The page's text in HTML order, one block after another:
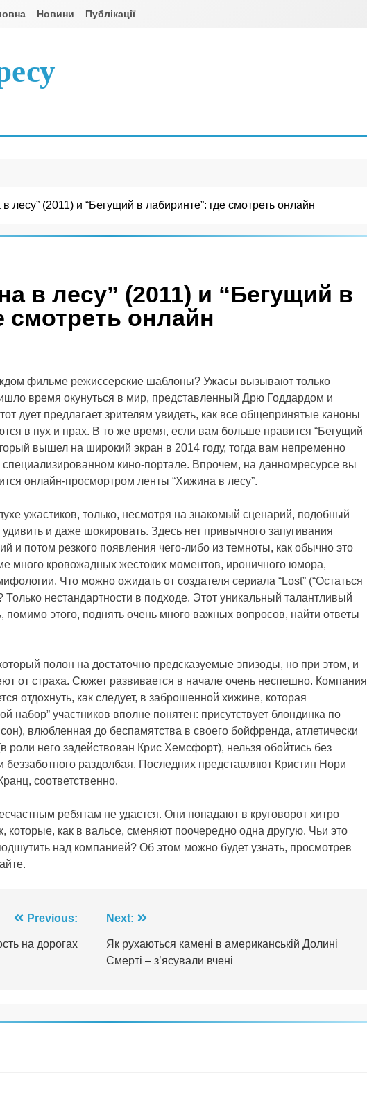
Новини Публікації
лесу” (2011) и “Бегущий в лабиринте”: где смотреть онлайн
в лесу” (2011) и “Бегущий в
смотреть онлайн
фильме режиссерские шаблоны? Ужасы вызывают только
время окунуться в мир, представленный Дрю Годдардом и
дует предлагает зрителям увидеть, как все общепринятые каноны
в пух и прах. В то же время, если вам больше нравится “Бегущий
вышел на широкий экран в 2014 году, тогда вам непременно
специализированном кино-портале. Впрочем, на данномресурсе вы
онлайн-просмортром ленты “Хижина в лесу”.
ужастиков, только, несмотря на знакомый сценарий, подобный
и даже шокировать. Здесь нет привычного запугивания
и потом резкого появления чего-либо из темноты, как обычно это
много кровожадных жестоких моментов, ироничного юмора,
Что можно ожидать от создателя сериала “Lost” (“Остаться
нестандартности в подходе. Этот уникальный талантливый
помимо этого, поднять очень много важных вопросов, найти ответы
полон на достаточно предсказуемые эпизоды, но при этом, и
от страха. Сюжет развивается в начале очень неспешно. Компания
отдохнуть, как следует, в заброшенной хижине, которая
набор” участников вполне понятен: присутствует блондинка по
влюбленная до беспамятства в своего бойфренда, атлетически
роли него задействован Крис Хемсфорт), нельзя обойтись без
раздолбая. Последних представляют Кристин Нори
соответственно.
ребятам не удастся. Они попадают в круговорот хитро
как в вальсе, сменяют поочередно одна другую. Чьи это
над компанией? Об этом можно будет узнать, просмотрев
Previous:
на дорогах
Next:
Як рухаються камені в американській Долині
Смерті – з’ясували вчені